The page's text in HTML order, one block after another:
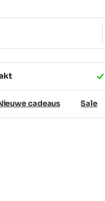
cadeaus Sale